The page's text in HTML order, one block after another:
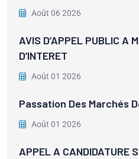
Août 06 2026
AVIS D’APPEL PUBLIC A
D’INTERET
Août 01 2026
Passation Des Marchés
Août 01 2026
APPEL A CANDIDATURE